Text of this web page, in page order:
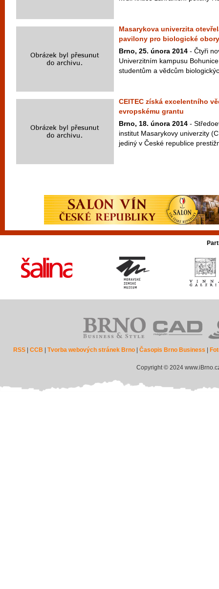
Masarykova univerzita
pavilony pro biologické obory
Brno, 25. února 2014 - Čtyři
Univerzitním kampusu
studentům a vědcům
CEITEC získá excelentního
evropskému grantu
Brno, 18. února 2014 -
institut Masarykovy univerzity
jediný v České republice
RSS |CCB |Tvorba webových stránek Brno |Časopis Brno Business
Copyright © 2024